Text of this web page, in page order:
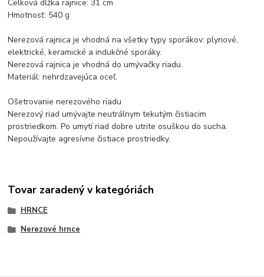
Celková dĺžka rajnice: 31 cm
Hmotnosť: 540 g
Nerezová rajnica je vhodná na všetky typy sporákov: plynové,
elektrické, keramické a indukčné sporáky.
Nerezová rajnica je vhodná do umývačky riadu.
Materiál: nehrdzavejúca oceľ.
Ošetrovanie nerezového riadu
Nerezový riad umývajte neutrálnym tekutým čistiacim
prostriedkom. Po umytí riad dobre utrite osuškou do sucha.
Nepoužívajte agresívne čistiace prostriedky.
Tovar zaradený v kategóriách
HRNCE
Nerezové hrnce